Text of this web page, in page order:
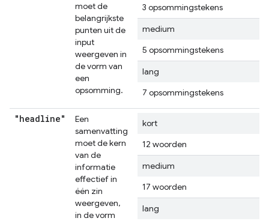
moet de
belangrijkste
punten uit de
input
weergeven in
de vorm van
een
opsomming.
3 opsommingstekens
medium
5 opsommingstekens
lang
7 opsommingstekens
"headline"
Een
samenvatting
moet de kern
van de
informatie
effectief in
één zin
weergeven,
in de vorm
kort
12 woorden
medium
17 woorden
lang